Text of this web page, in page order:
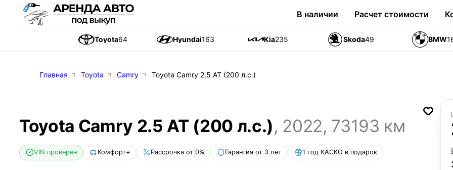
В наличии Расчет стоимости
Toyota64 Hyundai163 Kia235 Skoda49 BMW
Главная Toyota Camry Toyota Camry 2.5 AT (200 л.с.)
Toyota Camry 2.5 AT (200 л.с.), 2022, 73193 км
VIN проверен Комфорт+ Рассрочка от 0% Гарантия от 3 лет 1 год КАСКО в подарок